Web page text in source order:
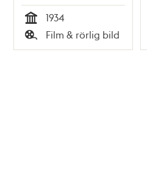
Tid
1934
Typ
Film & rörlig bild